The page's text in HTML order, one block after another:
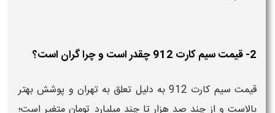
2- قیمت سیم کارت 912 چقدر است و چرا گران است؟
قیمت سیم کارت 912 به دلیل تعلق به تهران و پوشش بهتر
بالاست و از چند صد هزار تا چند میلیارد تومان متغیر است؛